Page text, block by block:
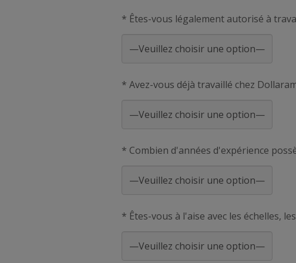
* Êtes-vous légalement autorisé à
* Avez-vous déjà travaillé chez
* Combien d'années d'expérience
* Êtes-vous à l'aise avec les échelles,